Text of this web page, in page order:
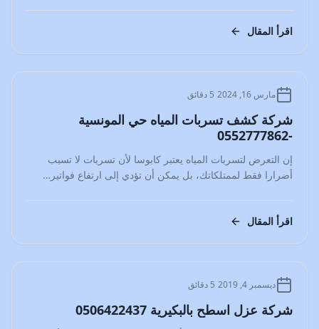
اقرأ المقال
المدونة
مارس 16, 2024 5 دقائق
شركة كشف تسربات المياه حي المونسية
-0552777862
إن التعرض لتسربات المياه يعتبر كابوسا لأن تسربات لا تسبب
أضرارا فقط لممتلكاتك، بل يمكن أن تؤدي إلى ارتفاع فواتير…
اقرأ المقال
المدونةديسمبر 4, 2019 5 دقائق
شركة عزل اسطح بالبكيرية 0506422437